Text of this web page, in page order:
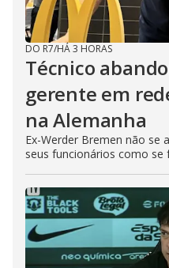
DO R7/HÁ 3 HORAS
Técnico
gerente em
na Alemanha
Ex-Werder Bremen não se
seus funcionários como se